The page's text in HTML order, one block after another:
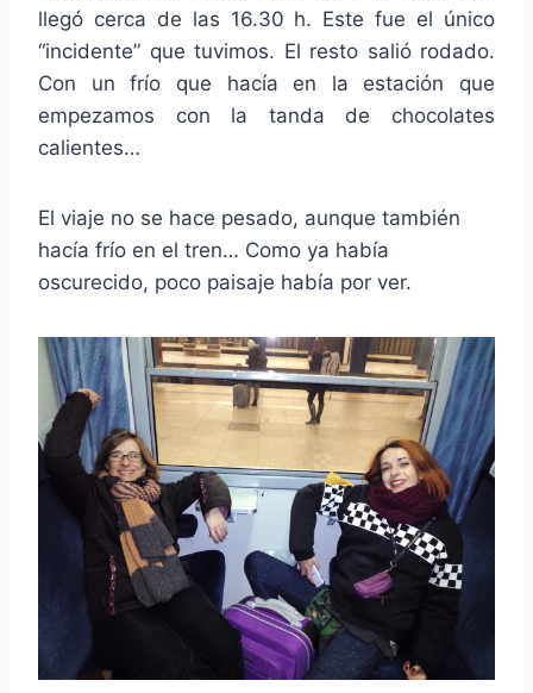
llegó cerca de las 16.30 h. Este fue el único
“incidente” que tuvimos. El resto salió rodado.
Con un frío que hacía en la estación que
empezamos con la tanda de chocolates
calientes…
El viaje no se hace pesado, aunque también
hacía frío en el tren… Como ya había
oscurecido, poco paisaje había por ver.